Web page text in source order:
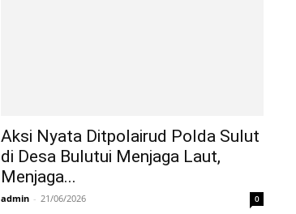
Aksi Nyata Ditpolairud Polda Sulut
di Desa Bulutui Menjaga Laut,
Menjaga...
admin - 21/06/2026 0